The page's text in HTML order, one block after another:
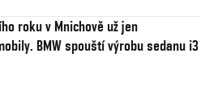
roku v Mnichově už jen
BMW spouští výrobu sedanu i3